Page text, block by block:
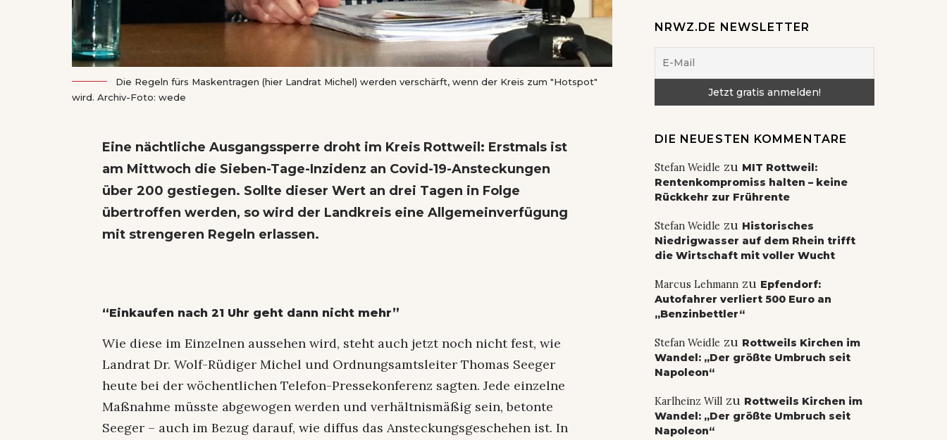
Die Regeln fürs Maskentragen (hier Landrat Michel) werden verschärft, wenn der Kreis zum "Hotspot"
wird. Archiv-Foto: wede
Eine nächtliche Ausgangssperre droht im Kreis Rottweil: Erstmals ist
am Mittwoch die Sieben-Tage-Inzidenz an Covid-19-Ansteckungen
über 200 gestiegen. Sollte dieser Wert an drei Tagen in Folge
übertroffen werden, so wird der Landkreis eine Allgemeinverfügung
mit strengeren Regeln erlassen.
“Einkaufen nach 21 Uhr geht dann nicht mehr”
Wie diese im Einzelnen aussehen wird, steht auch jetzt noch nicht fest, wie
Landrat Dr. Wolf-Rüdiger Michel und Ordnungsamtsleiter Thomas Seeger
heute bei der wöchentlichen Telefon-Pressekonferenz sagten. Jede einzelne
Maßnahme müsste abgewogen werden und verhältnismäßig sein, betonte
Seeger – auch im Bezug darauf, wie diffus das Ansteckungsgeschehen ist. In
NRWZ.DE NEWSLETTER
DIE NEUESTEN KOMMENTARE
Stefan Weidle zu MIT Rottweil:
Rentenkompromiss halten – keine
Rückkehr zur Frührente
Stefan Weidle zu Historisches
Niedrigwasser auf dem Rhein trifft
die Wirtschaft mit voller Wucht
Marcus Lehmannzu Epfendorf:
Autofahrer verliert 500 Euro an
„Benzinbettler“
Stefan Weidle zu Rottweils Kirchen im
Wandel: „Der größte Umbruch seit
Napoleon“
Karlheinz Willzu Rottweils Kirchen im
Wandel: „Der größte Umbruch seit
Napoleon“